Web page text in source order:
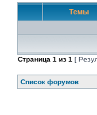
Темы
Страница 1 из 1 [
Список форумов